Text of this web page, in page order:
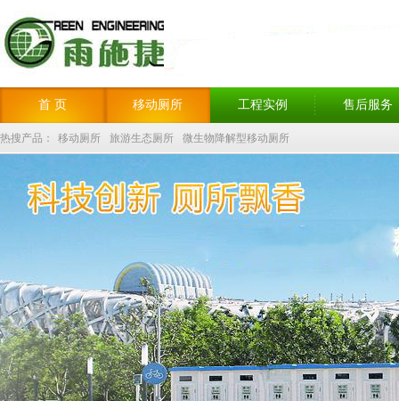
首 页 移动厕所 工程实例 售后服务
热搜产品： 移动厕所 旅游生态厕所 微生物降解型移动厕所